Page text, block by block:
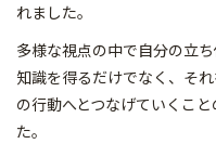
れました。
多様な視点の中で自分の立
知識を得るだけでなく、そ
の行動へとつなげていくこ
た。